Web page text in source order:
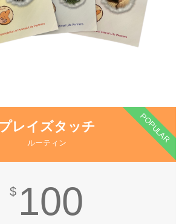
プレイズタッチ
ルーティン
$ 100
POPULAR